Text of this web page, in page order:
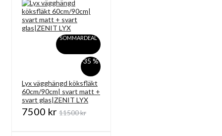
SOMMARDEAL
-35 %
Lyx vägghängd köksfläkt
60cm/90cm| svart matt +
svart glas|ZENIT LYX
7500 kr 11500 kr